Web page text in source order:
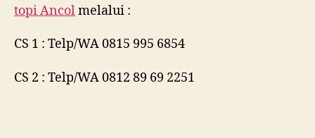
topiAncolmelalui :
CS 1 : Telp/WA 0815 995 6854
CS 2 : Telp/WA 0812 89 69 2251